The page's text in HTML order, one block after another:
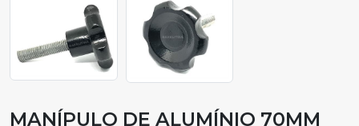
MANÍPULO DE ALUMÍNIO 70MM